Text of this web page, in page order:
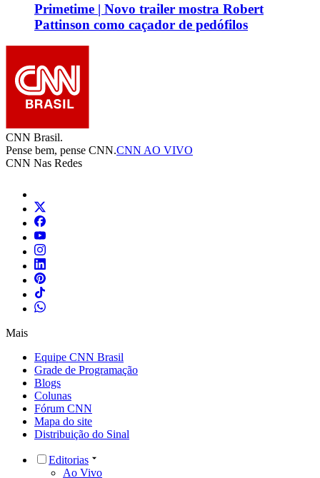
Primetime | Novo trailer mostra Robert
Pattinson como caçador de pedófilos
CNN Brasil.
Pense bem, pense CNN.CNN AO VIVO
CNN Nas Redes
Mais
Equipe CNN Brasil
Grade de Programação
Blogs
Colunas
Fórum CNN
Mapa do site
Distribuição do Sinal
Editorias
Ao Vivo